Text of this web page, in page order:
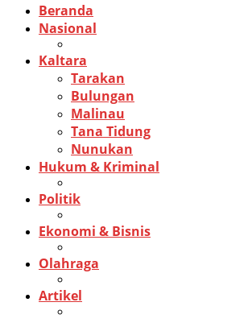
Beranda
Nasional
Kaltara
Tarakan
Bulungan
Malinau
Tana Tidung
Nunukan
Hukum & Kriminal
Politik
Ekonomi & Bisnis
Olahraga
Artikel